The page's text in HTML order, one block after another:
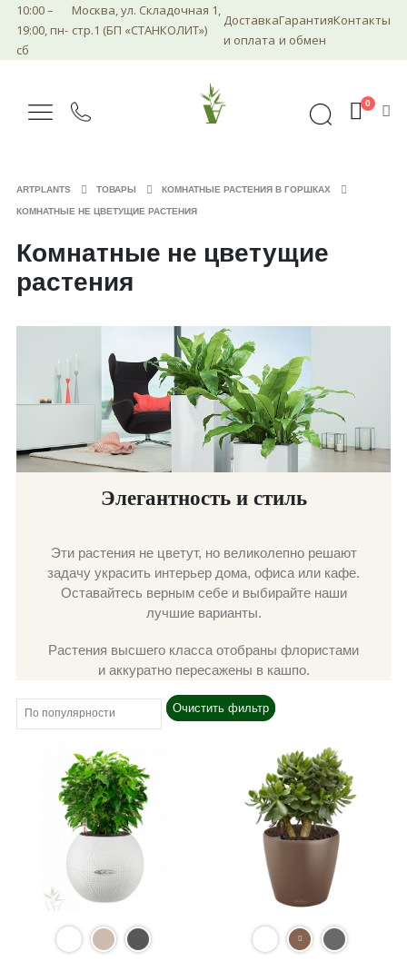
10:00 –
19:00, пн-
сб
Москва, ул. Складочная 1,
стр.1 (БП «СТАНКОЛИТ»)
Доставка
и оплата
Гарантия
и обмен
Контакты
0
ARTPLANTS ТОВАРЫ КОМНАТНЫЕ РАСТЕНИЯ В ГОРШКАХ
КОМНАТНЫЕ НЕ ЦВЕТУЩИЕ РАСТЕНИЯ
Комнатные не цветущие
растения
Элегантность и стиль
Эти растения не цветут, но великолепно решают
задачу украсить интерьер дома, офиса или кафе.
Оставайтесь верным себе и выбирайте наши
лучшие варианты.
Растения высшего класса отобраны флористами
и аккуратно пересажены в кашпо.
Очистить фильтр